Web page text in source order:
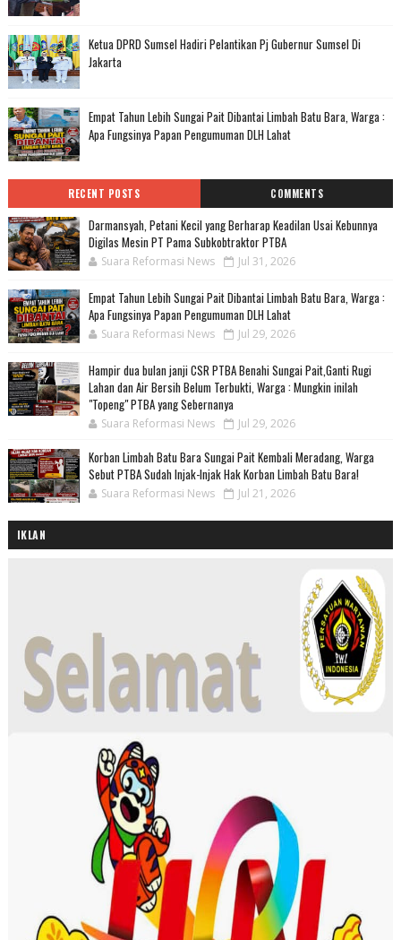
Ketua DPRD Sumsel Hadiri Pelantikan Pj Gubernur Sumsel Di
Jakarta
Empat Tahun Lebih Sungai Pait Dibantai Limbah Batu Bara, Warga :
Apa Fungsinya Papan Pengumuman DLH Lahat
RECENT POSTS COMMENTS
Darmansyah, Petani Kecil yang Berharap Keadilan Usai Kebunnya
Digilas Mesin PT Pama Subkobtraktor PTBA
Suara Reformasi News Jul 31, 2026
Empat Tahun Lebih Sungai Pait Dibantai Limbah Batu Bara, Warga :
Apa Fungsinya Papan Pengumuman DLH Lahat
Suara Reformasi News Jul 29, 2026
Hampir dua bulan janji CSR PTBA Benahi Sungai Pait,Ganti Rugi
Lahan dan Air Bersih Belum Terbukti, Warga : Mungkin inilah
"Topeng" PTBA yang Sebernanya
Suara Reformasi News Jul 29, 2026
Korban Limbah Batu Bara Sungai Pait Kembali Meradang, Warga
Sebut PTBA Sudah Injak-Injak Hak Korban Limbah Batu Bara!
Suara Reformasi News Jul 21, 2026
IKLAN